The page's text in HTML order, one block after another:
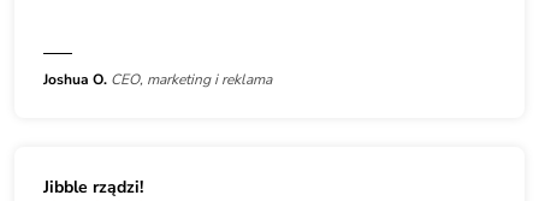
Joshua O. CEO, marketing i reklama
Jibble rządzi!